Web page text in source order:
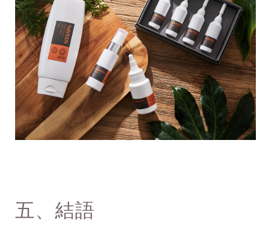
五、結語